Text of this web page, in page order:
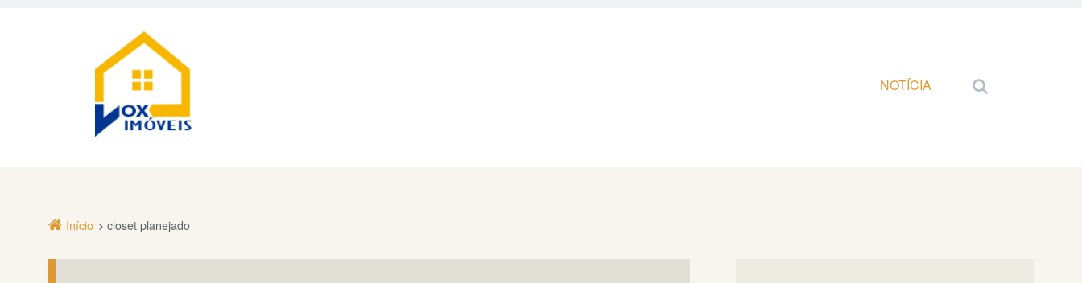
Pular para o conteúdo
NOTÍCIA
Início closet planejado